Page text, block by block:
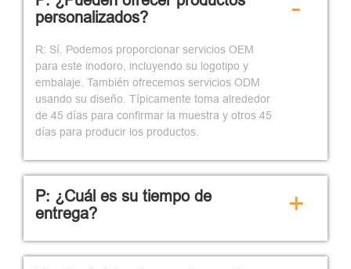
personalizados?
R: Sí. Podemos proporcionar servicios OEM
para este inodoro, incluyendo su logotipo y
embalaje. También ofrecemos servicios ODM
usando su diseño. Típicamente toma alrededor
de 45 días para confirmar la muestra y otros 45
días para producir los productos.
-
P: ¿Cuál es su tiempo de
entrega?
+